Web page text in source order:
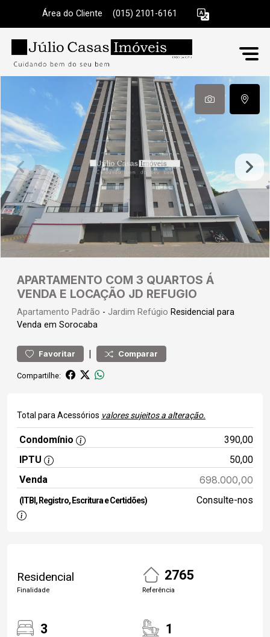
Área do Cliente (015) 2101-6161
APARTAMENTO COM 3 QUARTOS Á
VENDA E LOCAÇÃO JD REFUGIO
Apartamento Padrão - Jardim Refúgio Residencial para
Venda em Sorocaba
Favoritar | Comparar
Compartilhe:
Total para Acessórios valores sujeitos a alteração.
Condomínio
390,00
IPTU
50,00
Venda
698.000,00
(ITBI, Registro, Escritura e Certidões) Consulte-nos
Residencial
Finalidade
2765
Referência
3 1